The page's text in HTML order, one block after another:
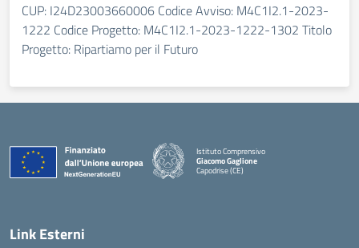
CUP: I24D23003660006 Codice Avviso: M4C1I2.1-2023-
1222 Codice Progetto: M4C1I2.1-2023-1222-1302 Titolo
Progetto: Ripartiamo per il Futuro
Istituto Comprensivo
Giacomo Gaglione
Capodrise (CE)
— Visita la pagina iniziale della scuola
Link Esterni